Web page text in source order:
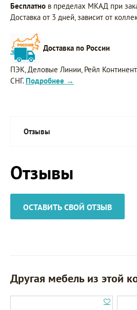
Бесплатно в пределах МКАД при
Доставка от 3 дней, зависит от
Доставка по России
ПЭК, Деловые Линии, Рейл
СНГ. Подробнее →
Отзывы
Отзывы
ОСТАВИТЬ СВОЙ ОТЗЫВ
Другая мебель из этой